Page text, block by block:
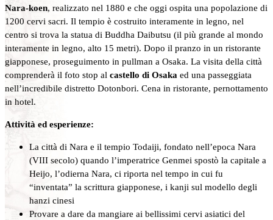
Nara-koen, realizzato nel 1880 e che oggi ospita una popolazione di
1200 cervi sacri. Il tempio è costruito interamente in legno, nel
centro si trova la statua di Buddha Daibutsu (il più grande al mondo
interamente in legno, alto 15 metri). Dopo il pranzo in un ristorante
giapponese, proseguimento in pullman a Osaka. La visita della città
comprenderà il foto stop al castello di Osaka ed una passeggiata
nell’incredibile distretto Dotonbori. Cena in ristorante, pernottamento
in hotel.
Attività ed esperienze:
La città di Nara e il tempio Todaiji, fondato nell’epoca Nara
(VIII secolo) quando l’imperatrice Genmei spostò la capitale a
Heijo, l’odierna Nara, ci riporta nel tempo in cui fu
“inventata” la scrittura giapponese, i kanji sul modello degli
hanzi cinesi
Provare a dare da mangiare ai bellissimi cervi asiatici del